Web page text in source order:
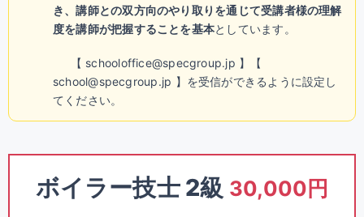
き、講師との双方向のやり取りを通じて受講者様の理解
度を講師が把握することを基本としています。
【 schooloffice@specgroup.jp 】【
school@specgroup.jp 】を受信ができるように設定し
てください。
ボイラー技士 2級 30,000円